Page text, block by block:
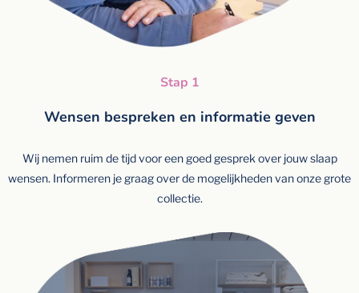
Stap 1
Wensen bespreken en informatie geven
Wij nemen ruim de tijd voor een goed gesprek over jouw slaap
wensen. Informeren je graag over de mogelijkheden van onze grote
collectie.